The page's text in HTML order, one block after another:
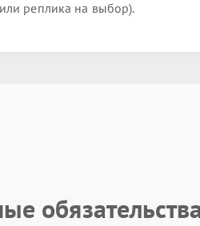
реплика на выбор).